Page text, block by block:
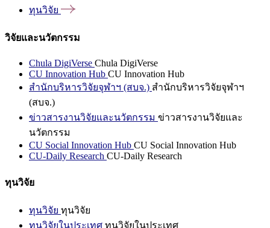
ทุนวิจัย
วิจัยและนวัตกรรม
Chula DigiVerse Chula DigiVerse
CU Innovation Hub CU Innovation Hub
สำนักบริหารวิจัยจุฬาฯ (สบจ.) สำนักบริหารวิจัยจุฬาฯ
(สบจ.)
ข่าวสารงานวิจัยและนวัตกรรม ข่าวสารงานวิจัยและ
นวัตกรรม
CU Social Innovation Hub CU Social Innovation Hub
CU-Daily Research CU-Daily Research
ทุนวิจัย
ทุนวิจัย ทุนวิจัย
ทุนวิจัยในประเทศ ทุนวิจัยในประเทศ